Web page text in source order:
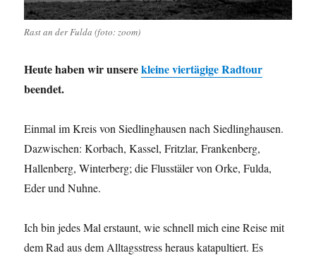
Rast an der Fulda (foto: zoom)
Heute haben wir unserekleine viertägige Radtour
beendet.
Einmal im Kreis von Siedlinghausen nach Siedlinghausen.
Dazwischen: Korbach, Kassel, Fritzlar, Frankenberg,
Hallenberg, Winterberg; die Flusstäler von Orke, Fulda,
Eder und Nuhne.
Ich bin jedes Mal erstaunt, wie schnell mich eine Reise mit
dem Rad aus dem Alltagsstress heraus katapultiert. Es